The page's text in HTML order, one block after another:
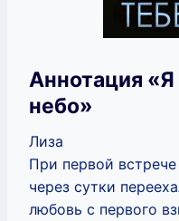
Аннотация
небо»
Лиза
При первой
через сутки
любовь с первого